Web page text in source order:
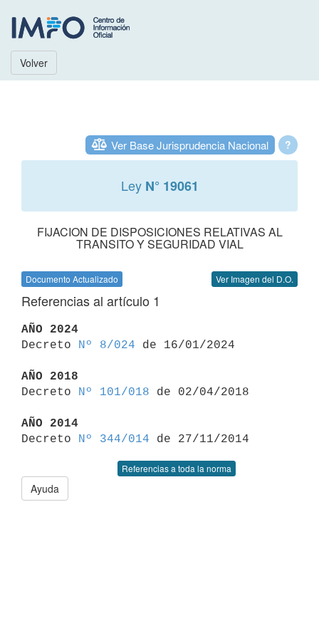
Volver
?
Ver Base Jurisprudencia Nacional
Ley N° 19061
FIJACION DE DISPOSICIONES RELATIVAS AL
TRANSITO Y SEGURIDAD VIAL
Documento Actualizado Ver Imagen del D.O.
Referencias al artículo 1
AÑO 2024
Decreto
Nº 8/024 de 16/01/2024
AÑO 2018
Decreto
Nº 101/018 de 02/04/2018
AÑO 2014
Decreto
Nº 344/014
Referencias a toda la norma
Ayuda